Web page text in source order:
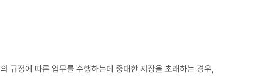
규정에 따른 업무를 수행하는데 중대한 지장을 초래하는 경우,